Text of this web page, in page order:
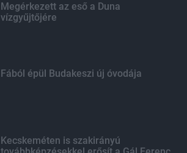
Megérkezett az eső a Duna
vízgyűjtőjére
Fából épül Budakeszi új óvodája
Kecskeméten is szakirányú